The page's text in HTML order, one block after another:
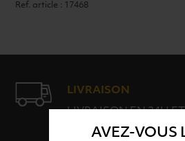
AVEZ-VOUS
Ref. article : 17468
LIVRAISON
LIVRAISON EN 24H
DELÀ DE 100€